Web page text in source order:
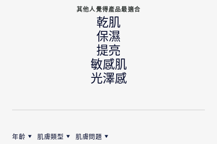
其他人覺得產品最適合
乾肌
保濕
提亮
敏感肌
光澤感
年齡
肌膚類型
肌膚問題